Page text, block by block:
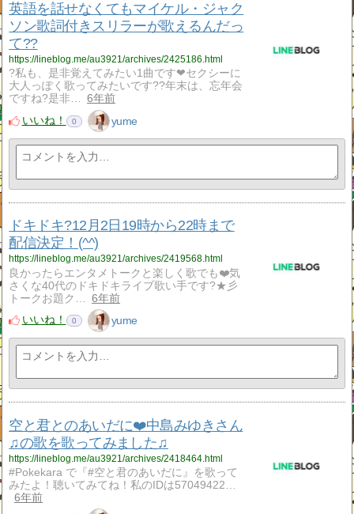
英語を話せなくてもマイケル・ジャク
ソン歌詞付きスリラーが歌えるんだっ
て??
https://lineblog.me/au3921/archives/2425186.html
?私も、是非覚えてみたい1曲です❤セクシーに
大人っぽく歌ってみたいです??年末は、忘年会
ですね?是非…
6年前
いいね！
0 yume
ドキドキ?12月2日19時から22時まで
配信決定！(^^)
https://lineblog.me/au3921/archives/2419568.html
良かったらエンタメトークと楽しく歌でも❤️気
さくな40代のドキドキライブ歌い手です?★彡
トークお題ク…
6年前
いいね！
0 yume
空と君とのあいだに❤️中島みゆきさん
♫の歌を歌ってみました♫
https://lineblog.me/au3921/archives/2418464.html
#Pokekara で『#空と君のあいだに』を歌って
みたよ！聴いてみてね！私のIDは57049422…
6年前